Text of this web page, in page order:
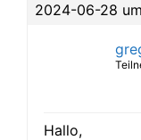
2024-06-28
Hallo,